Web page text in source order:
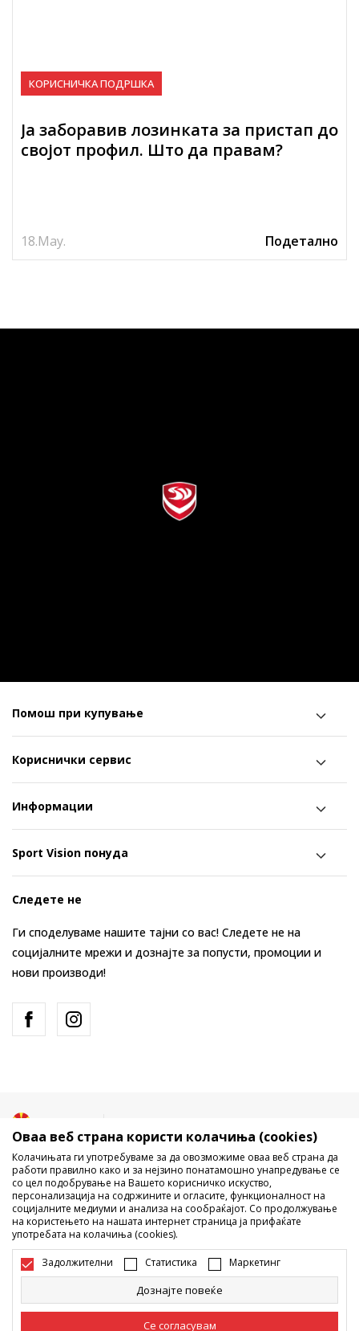
18.May.
КОРИСНИЧКА ПОДРШКА
Ја заборавив лозинката за пристап до
својот профил. Што да правам?
Подетално
Помош при купување
Кориснички сервис
Информации
Sport Vision понуда
Следете не
Ги споделуваме нашите тајни со вас! Следете не на
социјалните мрежи и дознајте за попусти, промоции и
нови производи!
Не е дозволено превземање или користење на содржината од
интернет страните на Sport Vision, делумно или целосно a се
однесува на логоа, трговски марки, комерцијални содржини, ниту
истите да се отстапуваат на трети лица, јавно да се објавуваат или да
се користат за било какви цели, без писмена согласност од БДС.МК
ДООЕЛ.
Настојуваме да бидеме што попрецизни во описот на производот,
Оваа веб страна користи колачиња (cookies)
Колачињата ги употребуваме за да овозможиме оваа веб страна да
работи правилно како и за нејзино понатамошно унапредување се
со цел подобрување на Вашето корисничко искуство,
персонализација на содржините и огласите, функционалност на
социјалните медиуми и анализа на сообраќајот. Со продолжување
на користењето на нашата интернет страница ја прифаќате
употребата на колачиња (cookies).
Задолжителни Статистика Маркетинг
Дознајте повеќе
Се согласувам